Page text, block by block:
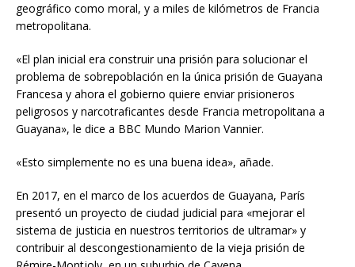
geográfico como moral, y a miles de kilómetros de Francia
metropolitana.
«El plan inicial era construir una prisión para solucionar el
problema de sobrepoblación en la única prisión de Guayana
Francesa y ahora el gobierno quiere enviar prisioneros
peligrosos y narcotraficantes desde Francia metropolitana a
Guayana», le dice a BBC Mundo Marion Vannier.
«Esto simplemente no es una buena idea», añade.
En 2017, en el marco de los acuerdos de Guayana, París
presentó un proyecto de ciudad judicial para «mejorar el
sistema de justicia en nuestros territorios de ultramar» y
contribuir al descongestionamiento de la vieja prisión de